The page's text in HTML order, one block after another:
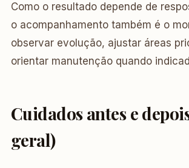
Como o resultado depende de
o acompanhamento também é o
observar evolução, ajustar áreas
orientar manutenção quando
Cuidados antes e
geral)